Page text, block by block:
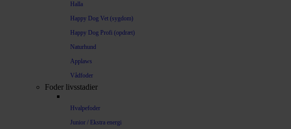
Halla
Happy Dog Vet (sygdom)
Happy Dog Profi (opdræt)
Naturhund
Applaws
Vådfoder
Foder livsstadier
Hvalpefoder
Junior / Ekstra energi